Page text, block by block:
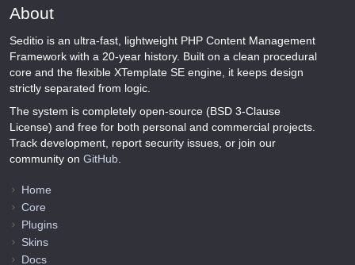
About
Seditio is an ultra-fast, lightweight PHP Content Management
Framework with a 20-year history. Built on a clean procedural
core and the flexible XTemplate SE engine, it keeps design
strictly separated from logic.
The system is completely open-source (BSD 3-Clause
License) and free for both personal and commercial projects.
Track development, report security issues, or join our
community on GitHub
Home
Core
Plugins
Skins
Docs